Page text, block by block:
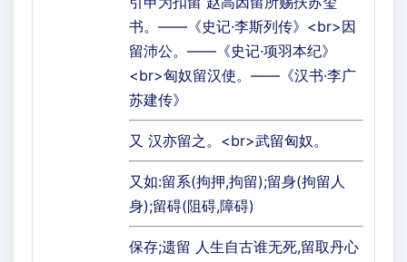
书。——《史记·李斯列传》<br>因
留沛公。——《史记·项羽本纪》
<br>匈奴留汉使。——《汉书·李广
苏建传》
又 汉亦留之。<br>武留匈奴。
又如:留系(拘押,拘留);留身(拘留人
身);留碍(阻碍,障碍)
保存;遗留 人生自古谁无死,留取丹心